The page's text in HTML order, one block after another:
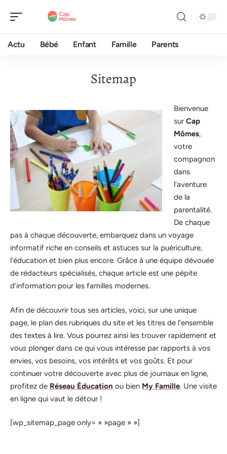
Actu Bébé Enfant Famille Parents
Sitemap
Bienvenue
sur Cap
Mômes,
votre
compagnon
dans
l’aventure
de la
parentalité.
De chaque
pas à chaque découverte, embarquez dans un voyage
informatif riche en conseils et astuces sur la puériculture,
l’éducation et bien plus encore. Grâce à une équipe dévouée
de rédacteurs spécialisés, chaque article est une pépite
d’information pour les familles modernes.
Afin de découvrir tous ses articles, voici, sur une unique
page, le plan des rubriques du site et les titres de l’ensemble
des textes à lire. Vous pourrez ainsi les trouver rapidement et
vous plonger dans ce qui vous intéresse par rapports à vos
envies, vos besoins, vos intérêts et vos goûts. Et pour
continuer votre découverte avec plus de journaux en ligne,
profitez de Réseau Éducation ou bien My Famille. Une visite
en ligne qui vaut le détour !
[wp_sitemap_page only= » »page » »]